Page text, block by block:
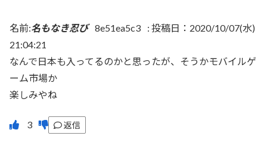
名前:名もなき忍び 8e51ea5c3 : 投稿日：2020/10/07(水)
21:04:21
なんで日本も入ってるのかと思ったが、そうかモバイルゲ
ーム市場か
楽しみやね
返信